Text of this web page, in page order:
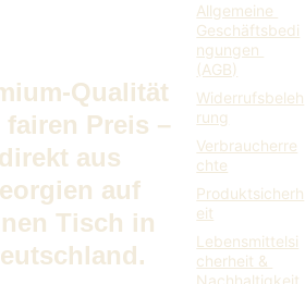
Qualität
fairen Preis –
direkt aus
auf
Tisch in
Allgemeine
Geschäftsbedi
ngungen
(AGB)
Widerrufsbeleh
rung
Verbraucherre
chte
Produktsicherh
eit
Lebensmittelsi
cherheit &
Nachhaltigkeit